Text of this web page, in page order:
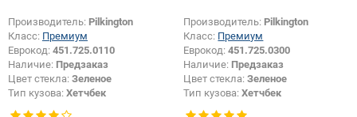
Производитель: Pilkington
Класс: Премиум
Еврокод: 451.725.0110
Наличие: Предзаказ
Цвет стекла: Зеленое
Тип кузова: Хетчбек
Производитель: Pilkington
Класс: Премиум
Еврокод:451.725.0300
Наличие: Предзаказ
Цвет стекла:Зеленое
Тип кузова:Хетчбек